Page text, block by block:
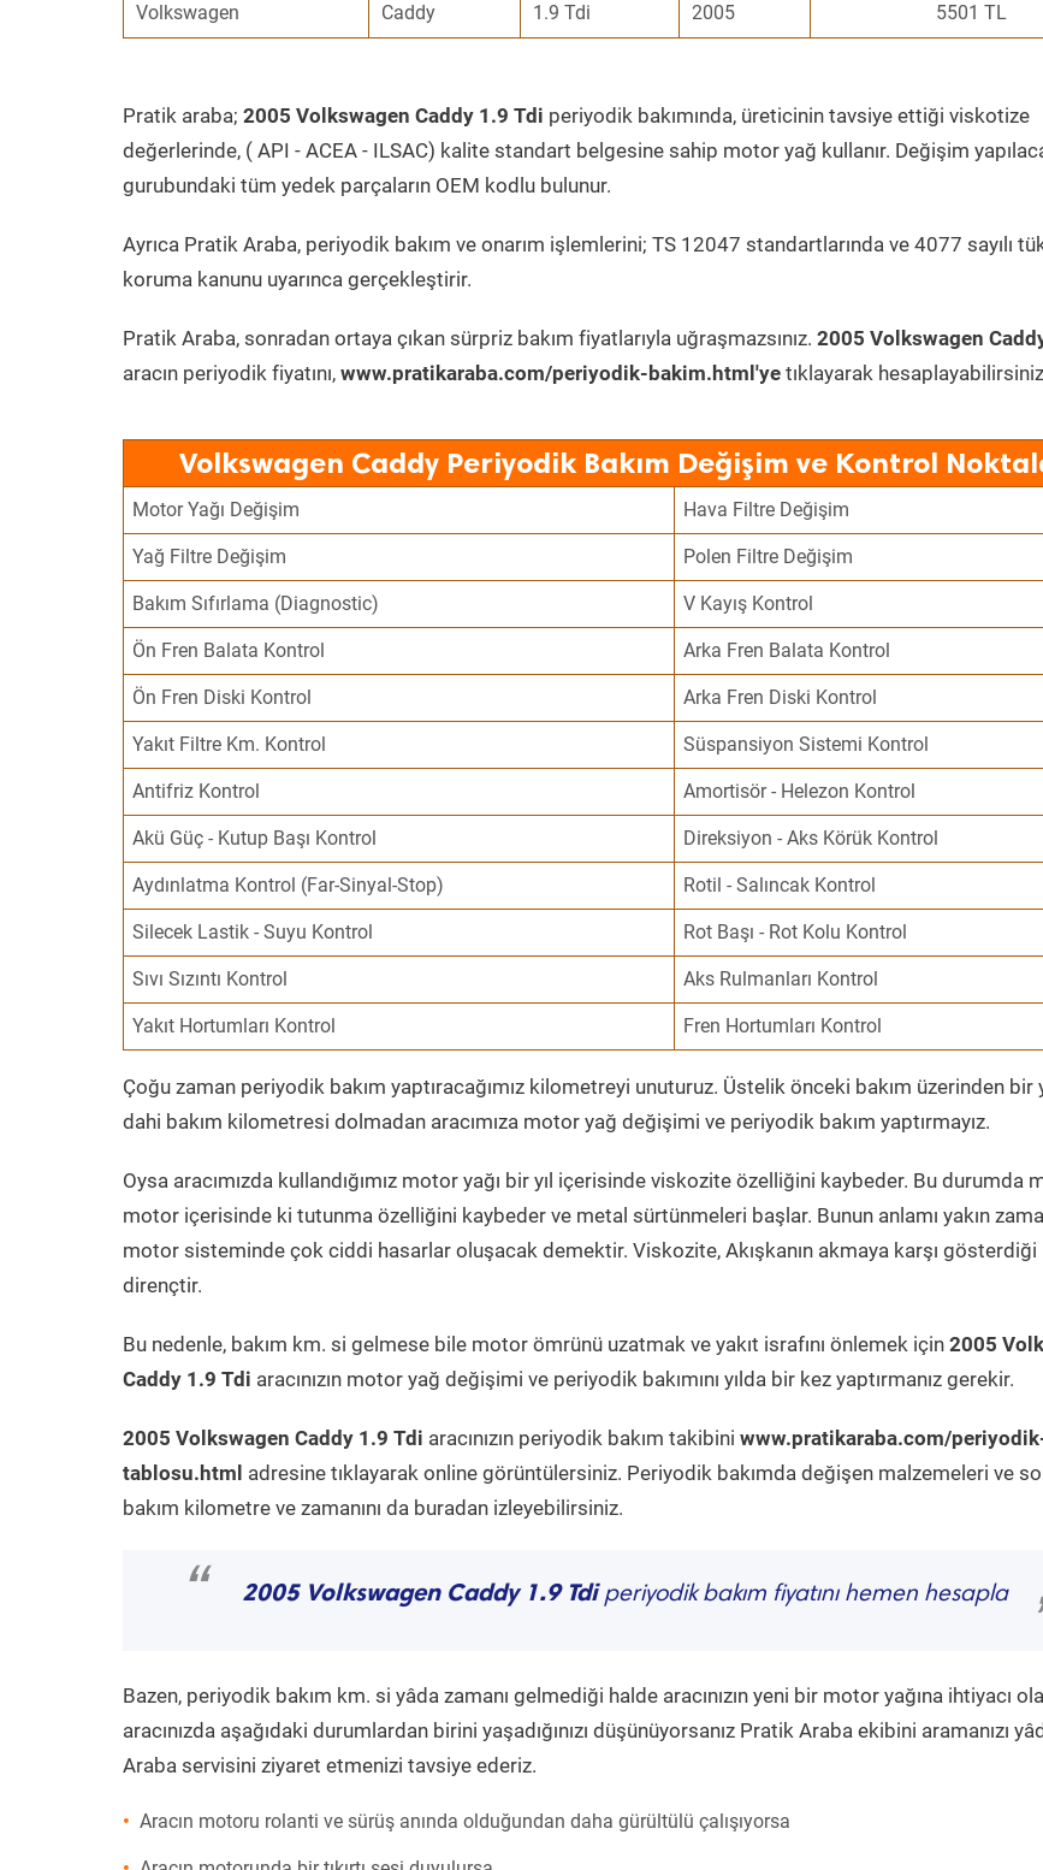
Volkswagen Caddy 1.9 Tdi 2005 5501 TL
Pratik araba; 2005 Volkswagen Caddy 1.9 Tdi periyodik bakımında, üreticinin tavsiye ettiği viskotize
değerlerinde, ( API - ACEA - ILSAC) kalite standart belgesine sahip motor yağ kullanır. Değişim
gurubundaki tüm yedek parçaların OEM kodlu bulunur.
Ayrıca Pratik Araba, periyodik bakım ve onarım işlemlerini; TS 12047 standartlarında ve 4077 sayılı
koruma kanunu uyarınca gerçekleştirir.
Pratik Araba, sonradan ortaya çıkan sürpriz bakım fiyatlarıyla uğraşmazsınız. 2005 Volkswagen
aracın periyodik fiyatını, www.pratikaraba.com/periyodik-bakim.html'ye tıklayarak
Volkswagen Caddy Periyodik Bakım Değişim ve Kontrol
Motor Yağı Değişim Hava Filtre Değişim
Yağ Filtre Değişim Polen Filtre Değişim
Bakım Sıfırlama (Diagnostic) V Kayış Kontrol
Ön Fren Balata Kontrol Arka Fren Balata Kontrol
Ön Fren Diski Kontrol Arka Fren Diski Kontrol
Yakıt Filtre Km. Kontrol Süspansiyon Sistemi Kontrol
Antifriz Kontrol Amortisör - Helezon Kontrol
Akü Güç - Kutup Başı Kontrol Direksiyon - Aks Körük Kontrol
Aydınlatma Kontrol (Far-Sinyal-Stop) Rotil - Salıncak Kontrol
Silecek Lastik - Suyu Kontrol Rot Başı - Rot Kolu Kontrol
Sıvı Sızıntı Kontrol Aks Rulmanları Kontrol
Yakıt Hortumları Kontrol Fren Hortumları Kontrol
Çoğu zaman periyodik bakım yaptıracağımız kilometreyi unuturuz. Üstelik önceki bakım üzerinden bir
dahi bakım kilometresi dolmadan aracımıza motor yağ değişimi ve periyodik bakım yaptırmayız.
Oysa aracımızda kullandığımız motor yağı bir yıl içerisinde viskozite özelliğini kaybeder. Bu durumda
motor içerisinde ki tutunma özelliğini kaybeder ve metal sürtünmeleri başlar. Bunun anlamı yakın
motor sisteminde çok ciddi hasarlar oluşacak demektir. Viskozite, Akışkanın akmaya karşı gösterdiği
dirençtir.
Bu nedenle, bakım km. si gelmese bile motor ömrünü uzatmak ve yakıt israfını önlemek için 2005
Caddy 1.9 Tdi aracınızın motor yağ değişimi ve periyodik bakımını yılda bir kez yaptırmanız gerekir.
2005 Volkswagen Caddy 1.9 Tdi aracınızın periyodik bakım takibini www.pratikaraba.com/
tablosu.html adresine tıklayarak online görüntülersiniz. Periyodik bakımda değişen malzemeleri ve
bakım kilometre ve zamanını da buradan izleyebilirsiniz.
“ 2005 Volkswagen Caddy 1.9 Tdiperiyodik bakım fiyatını hemen hesapla
Bazen, periyodik bakım km. si yâda zamanı gelmediği halde aracınızın yeni bir motor yağına ihtiyacı
aracınızda aşağıdaki durumlardan birini yaşadığınızı düşünüyorsanız Pratik Araba ekibini aramanızı
Araba servisini ziyaret etmenizi tavsiye ederiz.
Aracın motoru rolanti ve sürüş anında olduğundan daha gürültülü çalışıyorsa